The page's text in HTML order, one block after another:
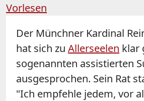
Vorlesen
Der Münchner Kardinal
hat sich zu Allerseelen klar
sogenannten assistierten
ausgesprochen. Sein Rat
"Ich empfehle jedem, vor